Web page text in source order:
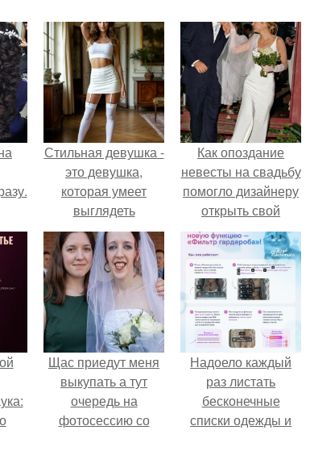
Стильная девушка -
это девушка,
которая умеет
выглядеть
привлекательно и
элегантно в любои
ситуации.
Как опоздание
невесты на свадьбу
помогло дизайнеру
открыть свой
бренд.
Щас приедут меня
выкупать а тут
очередь на
фотосессию со
Надоело каждый
раз листать
бесконечные
списки одежды и